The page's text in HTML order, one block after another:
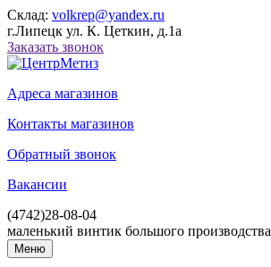
Склад: volkrep@yandex.ru
г.Липецк ул. К. Цеткин, д.1а
Заказать звонок
Адреса магазинов
Контакты магазинов
Обратный звонок
Вакансии
(4742)28-08-04
маленький винтик большого производства
Меню